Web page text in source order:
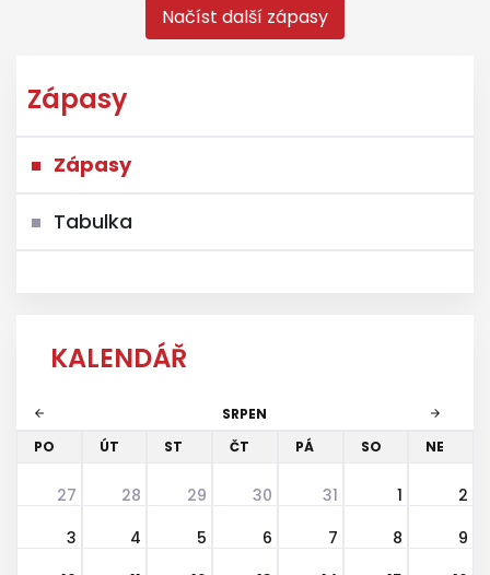
Načíst další zápasy
Zápasy
Zápasy
Tabulka
KALENDÁŘ
arrow_back SRPEN arrow_forward
PO ÚT ST ČT PÁ SO NE
27 28 29 30 31 1
2
3
4 5 6 7 8
9